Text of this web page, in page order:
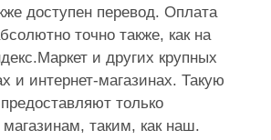
доступен перевод. Оплата
точно также, как на
и других крупных
и интернет-магазинах. Такую
только
таким, как наш.